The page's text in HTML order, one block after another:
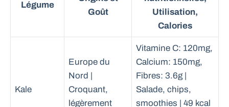
Légume
Goût
Utilisation,
Calories
Kale
Europe du
Nord |
Croquant,
légèrement
Vitamine C: 120mg,
Calcium: 150mg,
Fibres: 3.6g |
Salade, chips,
smoothies | 49 kcal